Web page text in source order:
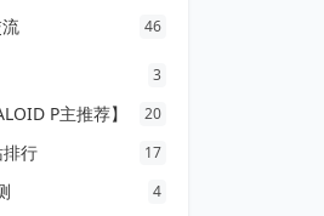
46
3
P主推荐】 20
行 17
4